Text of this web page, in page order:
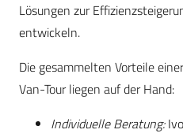
Lösungen zur
entwickeln.
Die gesammelten Vorteile
Van-Tour liegen auf der Hand:
Individuelle Beratung: